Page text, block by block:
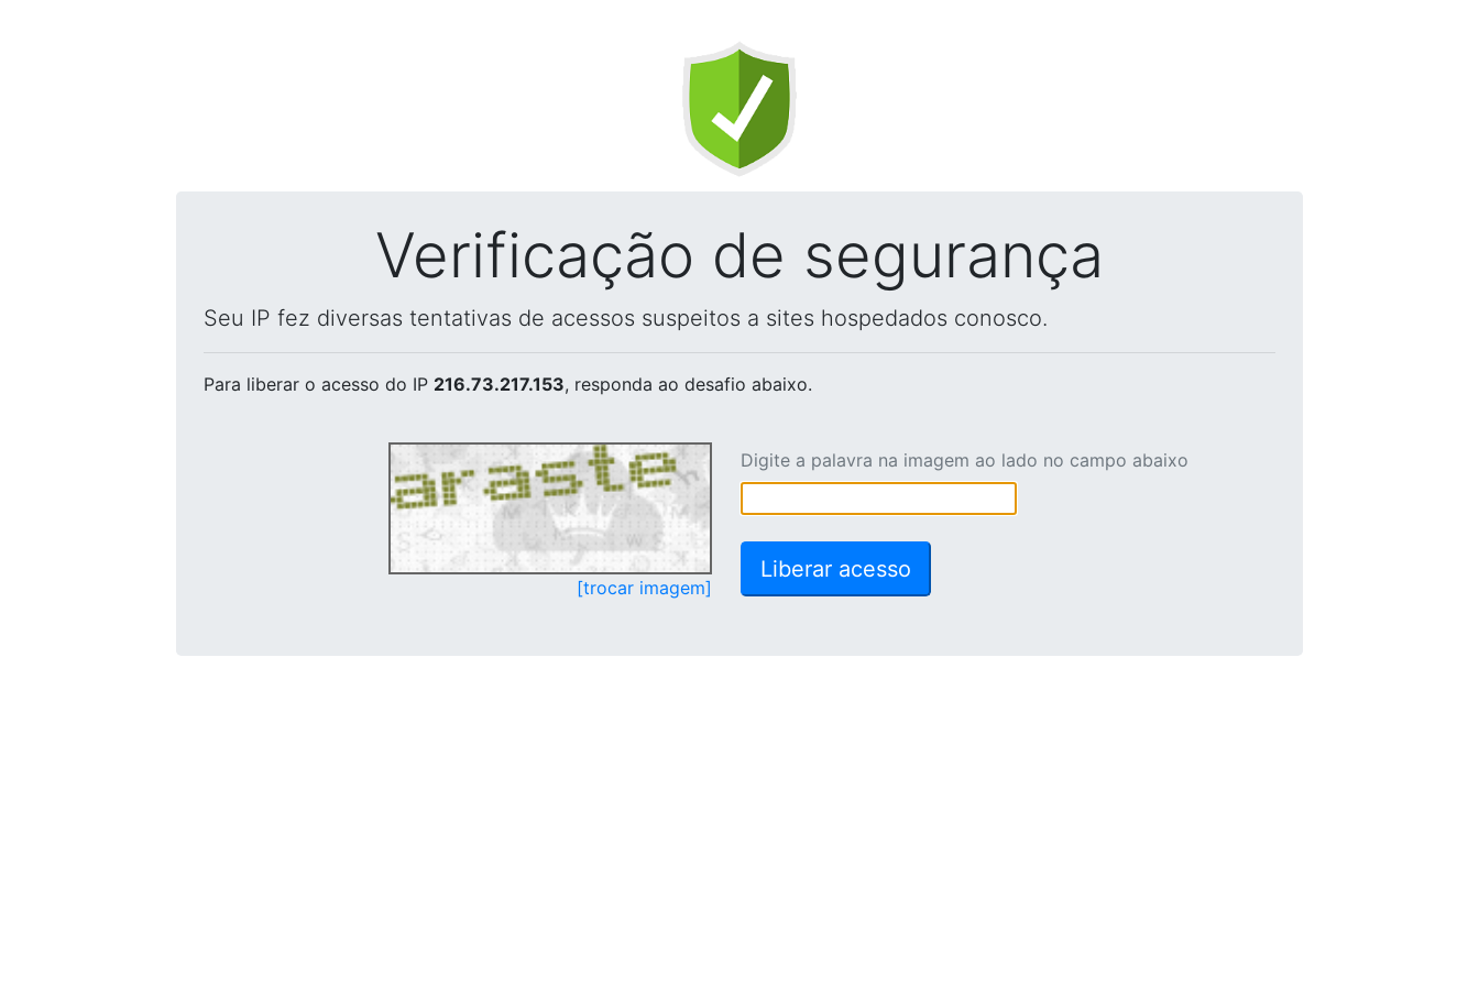
Verificação de segurança
Seu IP fez diversas tentativas de acessos suspeitos a sites hospedados conosco.
Para liberar o acesso do IP 216.73.217.153, responda ao desafio abaixo.
[trocar imagem]
Digite a palavra na imagem ao lado no campo abaixo